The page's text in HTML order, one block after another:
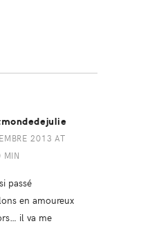
2013 AT
MIN
passé
en amoureux
il va me